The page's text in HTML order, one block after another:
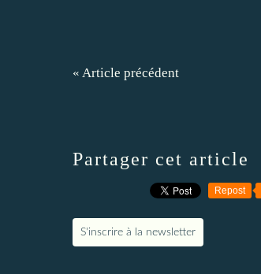
« Article précédent
Partager cet article
Repost
S'inscrire à la newsletter